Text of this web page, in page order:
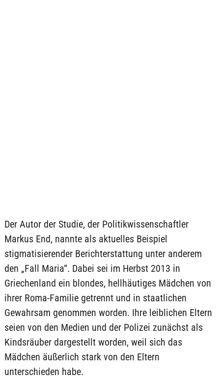
Der Autor der Studie, der Politikwissenschaftler
Markus End, nannte als aktuelles Beispiel
stigmatisierender Berichterstattung unter anderem
den „Fall Maria“. Dabei sei im Herbst 2013 in
Griechenland ein blondes, hellhäutiges Mädchen von
ihrer Roma-Familie getrennt und in staatlichen
Gewahrsam genommen worden. Ihre leiblichen Eltern
seien von den Medien und der Polizei zunächst als
Kindsräuber dargestellt worden, weil sich das
Mädchen äußerlich stark von den Eltern
unterschieden habe.